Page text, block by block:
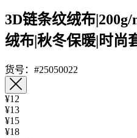
3D链条纹绒布
绒布|秋冬保暖|时尚
货号：#25050022
¥12
¥13
¥15
¥18